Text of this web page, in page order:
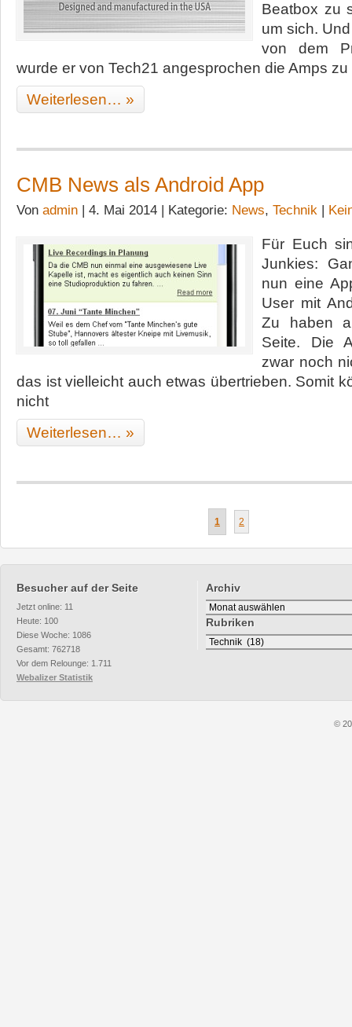
Beatbox zu
um sich.
von dem
wurde er von Tech21 angesprochen die Amps
Weiterlesen… »
CMB News als Android App
Von admin | 4. Mai 2014 | Kategorie: News, Technik |
Für Euch
Junkies:
nun eine
User mit
Zu haben
Seite. Die
zwar noch
das ist vielleicht auch etwas übertrieben. Somit
nicht
Weiterlesen… »
1 2
Besucher auf der Seite
Jetzt online: 11
Heute: 100
Diese Woche: 1086
Gesamt: 762718
Vor dem Relounge: 1.711
Webalizer Statistik
Archiv
Archiv
Rubriken
Rubriken
©